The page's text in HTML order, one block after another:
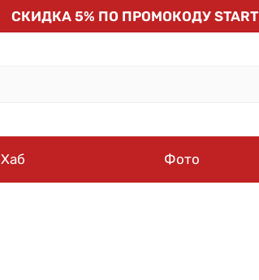
СКИДКА 5% ПО ПРОМОКОДУ START
Хаб Фото